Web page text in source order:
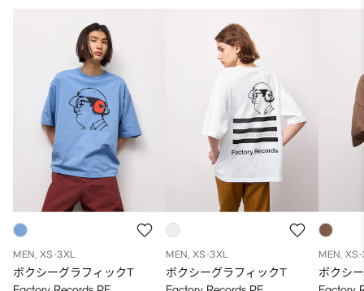
MEN, XS-3XL
ボクシーグラフィックT
MEN, XS-3XL
ボクシーグラフィックT
MEN,
ボクシ